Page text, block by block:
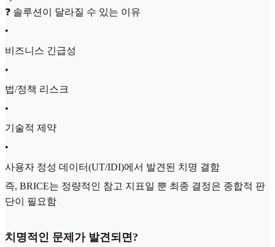
❓ 솔루션이 달라질 수 있는 이유
•
비즈니스 긴급성
•
법/정책 리스크
•
기술적 제약
•
사용자 정성 데이터(UT/IDI)에서 발견된 치명 결함
즉, BRICE는 정량적인 참고 지표일 뿐 최종 결정은 종합적 판
단이 필요함
치명적인 문제가 발견되면?